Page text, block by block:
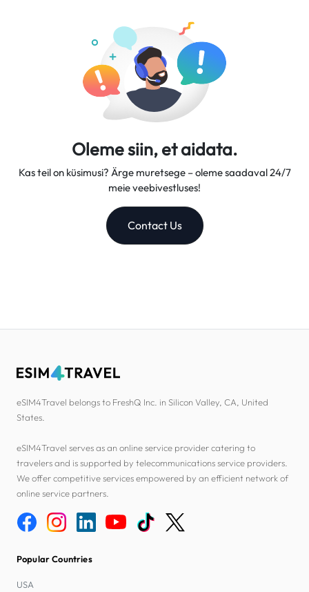
Oleme siin, et aidata.
Kas teil on küsimusi? Ärge muretsege – oleme saadaval 24/7
meie veebivestluses!
Contact Us
eSIM4Travel belongs to FreshQ Inc. in Silicon Valley, CA, United
States.
eSIM4Travel serves as an online service provider catering to
travelers and is supported by telecommunications service providers.
We offer competitive services empowered by an efficient network of
online service partners.
Popular Countries
USA